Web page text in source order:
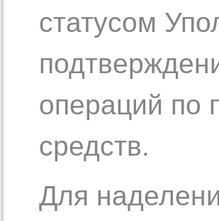
статусом
операций по
средств.
Для